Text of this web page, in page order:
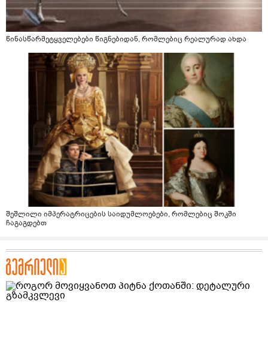
წინასწარმეტყველებები წიგნებიდან, რომლებიც რეალურად ახდა
შეშლილი იმპერატრიცების საიდუმლოებები, რომლებიც შოკში
ჩაგაგდებთ